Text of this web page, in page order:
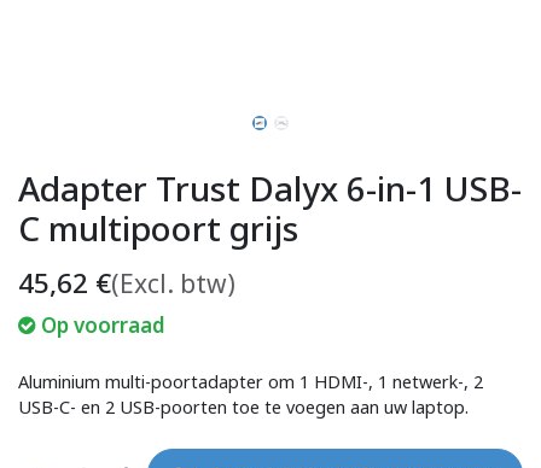
Adapter Trust Dalyx 6-in-1 USB-
C multipoort grijs
45,62 €(Excl. btw)
Op voorraad
Aluminium multi-poortadapter om 1 HDMI-, 1 netwerk-, 2
USB-C- en 2 USB-poorten toe te voegen aan uw laptop.